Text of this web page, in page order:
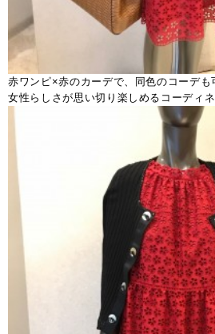
赤ワンピ×赤のカーデで、同色のコーデも
女性らしさが思い切り楽しめるコーディ